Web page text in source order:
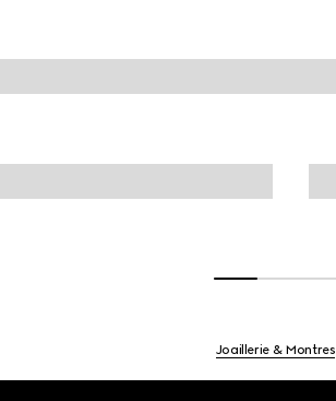
Joaillerie & Montres